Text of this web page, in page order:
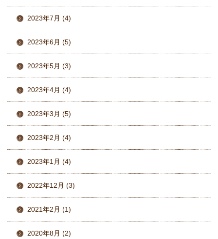
2023年7月 (4)
2023年6月 (5)
2023年5月 (3)
2023年4月 (4)
2023年3月 (5)
2023年2月 (4)
2023年1月 (4)
2022年12月 (3)
2021年2月 (1)
2020年8月 (2)